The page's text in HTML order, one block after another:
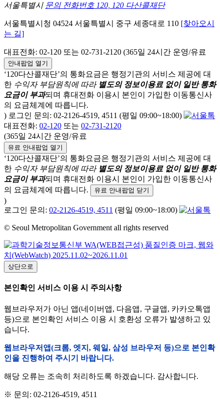
서울특별시 문의 전화번호 120, 120 다산콜재단
서울특별시청 04524 서울특별시 중구 세종대로 110 [찾아오시
는 길]
대표전화: 02-120 또는 02-731-2120 (365일 24시간 운영/유료
안내팝업 열기
‘120다산콜재단’의 통화요금은 행정기관의 서비스 제공에 대
한 수익자 부담원칙에 따라 별도의 정보이용료 없이 일반 통화
요금이 부과되며 휴대전화 이용시 본인이 가입한 이동통신사
의 요금체계에 따릅니다.
) 로그인 문의: 02-2126-4519, 4511 (평일 09:00~18:00)
대표전화: 02-120 또는 02-731-2120
(365일 24시간 운영/유료
유료 안내팝업 열기
‘120다산콜재단’의 통화요금은 행정기관의 서비스 제공에 대
한 수익자 부담원칙에 따라 별도의 정보이용료 없이 일반 통화
요금이 부과되며 휴대전화 이용시 본인이 가입한 이동통신사
의 요금체계에 따릅니다.
유료 안내팝업 닫기
)
로그인 문의: 02-2126-4519, 4511 (평일 09:00~18:00)
© Seoul Metropolitan Government all rights reserved
상단으로
본인확인 서비스 이용 시 주의사항
웹브라우저가 아닌 앱(네이버앱, 다음앱, 구글앱, 카카오톡앱
등)으로 본인확인 서비스 이용 시 호환성 오류가 발생하고 있
습니다.
웹브라우저앱(크롬, 엣지, 웨일, 삼성 브라우저 등)으로 본인확
인을 진행하여 주시기 바랍니다.
해당 오류는 조속히 처리하도록 하겠습니다. 감사합니다.
※ 문의: 02-2126-4519, 4511